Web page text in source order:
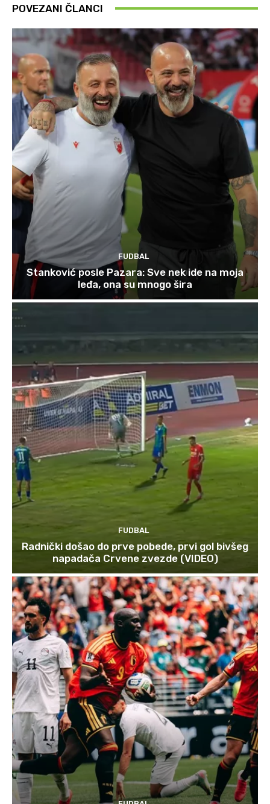
POVEZANI ČLANCI
FUDBAL
Stanković posle Pazara: Sve nek ide na moja
leđa, ona su mnogo šira
FUDBAL
Radnički došao do prve pobede, prvi gol bivšeg
napadača Crvene zvezde (VIDEO)